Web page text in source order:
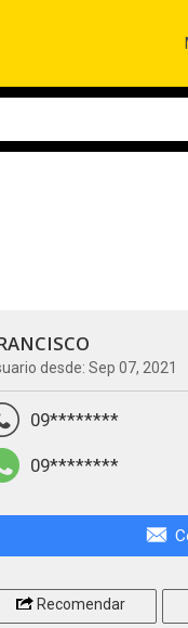
desde: Sep 07, 2021
09********
09********
Recomendar